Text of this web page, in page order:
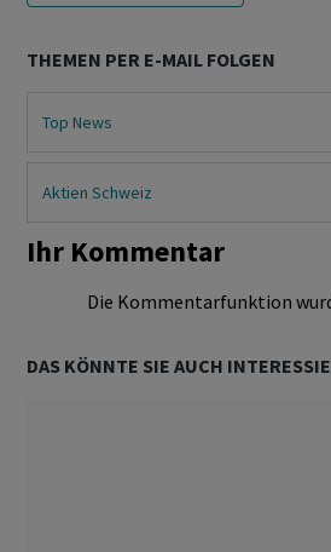
THEMEN PER E-MAIL FOLGEN
Top News
Aktien Schweiz
Ihr Kommentar
Die Kommentarfunktion
DAS KÖNNTE SIE AUCH